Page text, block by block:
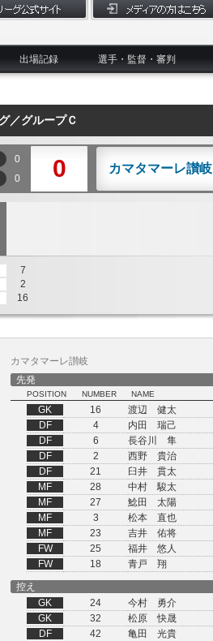
出場記録 選手・監督・審判
／グループＣ
0
0 0 カマタマーレ讃岐
7
2
16
カマタマーレ讃岐
先発
POSITION NUMBER NAME
GK 16
渡辺 健太
DF
4
内田 瑞己
DF
6
長谷川 隼
DF
2
西野 貴治
DF
21
臼井 貫太
MF
28
中村 駿太
MF
27
鯰田 太陽
MF
3
松本 直也
MF
23
吉井 佑将
FW
25
福井 悠人
FW
18
青戸 翔
控え
GK
24
今村 勇介
GK
32
松原 快晟
DF
42
亀田 光貴